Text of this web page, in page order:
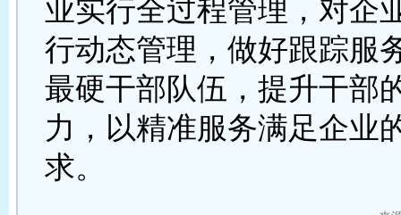
业实行全过程管理，对企
行动态管理，做好跟踪服
最硬干部队伍，提升干部
力，以精准服务满足企业
求。